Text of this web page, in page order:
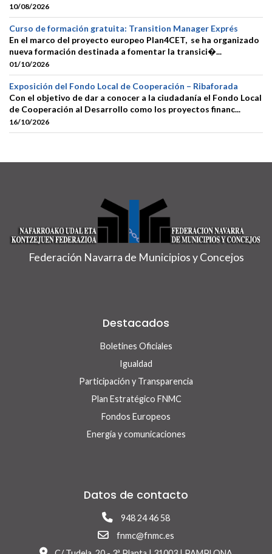
10/08/2026
Curso de formación gratuita: Transition Manager Exprés
En el marco del proyecto europeo Plan4CET, se ha organizado
nueva formación destinada a fomentar la transici�...
01/10/2026
Exposición del Fondo Local de Cooperación – Ribaforada
Con el objetivo de dar a conocer a la ciudadanía el Fondo Local
de Cooperación al Desarrollo como los proyectos financ...
16/10/2026
Federación Navarra de Municipios y Concejos
Destacados
Boletines Oficiales
Igualdad
Participación y Transparencia
Plan Estratégico FNMC
Fondos Europeos
Energía y comunicaciones
Datos de contacto
948 24 46 58
fnmc@fnmc.es